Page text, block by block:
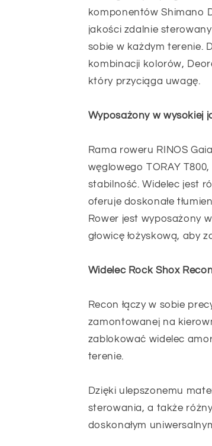
komponentów Shimano
jakości zdalnie
sobie w każdym terenie.
kombinacji kolorów,
który przyciąga uwagę.
Wyposażony w wysokiej
Rama roweru RINOS
węglowego TORAY
stabilność. Widelec jest
oferuje doskonałe
Rower jest wyposażony
głowicę łożyskową, aby
Widelec Rock Shox
Recon łączy w sobie
zamontowanej na
zablokować widelec
terenie.
Dzięki ulepszonemu
sterowania, a także
doskonałym